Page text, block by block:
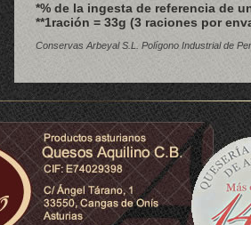
*% de la ingesta de referencia de
**1ración = 33g (3 raciones por
Conservas Arbeyal S.L. Polígono Industrial de